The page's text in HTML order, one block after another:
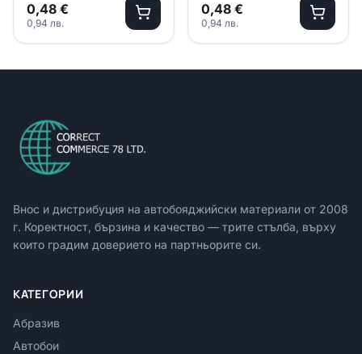
0,48 €
0,94 лв.
0,48 €
0,94 лв.
Внос и дистрибуция на автобояджийски материали от 2008
г. Коректност, бързина и качество — трите стълба, върху
които градим доверието на партньорите си.
КАТЕГОРИИ
Абразив
Автобои